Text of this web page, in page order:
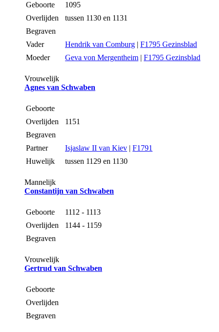
Geboorte
1095
Overlijden
tussen 1130 en 1131
Begraven
Vader
Hendrik van Comburg | F1795 Gezinsblad
Moeder
Geva von Mergentheim | F1795 Gezinsblad
Vrouwelijk
Agnes van Schwaben
Geboorte
Overlijden
1151
Begraven
Partner
Isjaslaw II van Kiev | F1791
Huwelijk
tussen 1129 en 1130
Mannelijk
Constantijn van Schwaben
Geboorte
1112 - 1113
Overlijden
1144 - 1159
Begraven
Vrouwelijk
Gertrud van Schwaben
Geboorte
Overlijden
Begraven